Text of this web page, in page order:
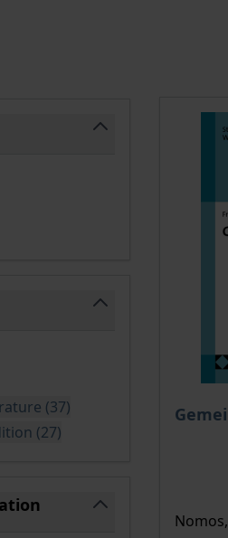
available
available
available
available
available
(37products available
)
(27products available
)
The